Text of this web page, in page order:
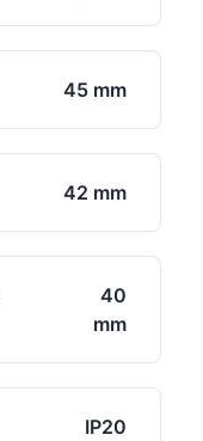
45 mm
42 mm
40
mm
IP20